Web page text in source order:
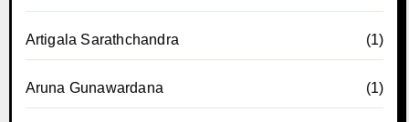
Artigala Sarathchandra (1)
Aruna Gunawardana (1)